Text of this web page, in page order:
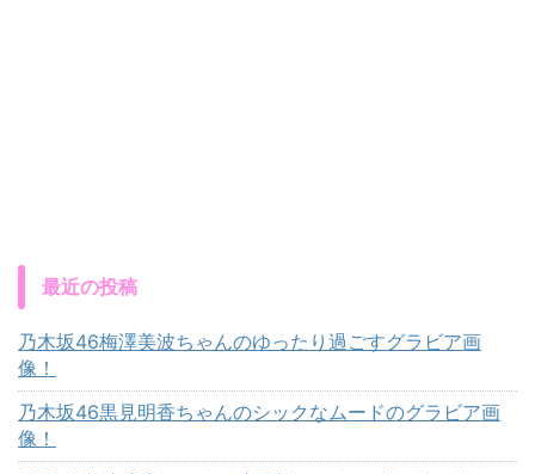
最近の投稿
乃木坂46梅澤美波ちゃんのゆったり過ごすグラビア画
像！
乃木坂46黒見明香ちゃんのシックなムードのグラビア画
像！